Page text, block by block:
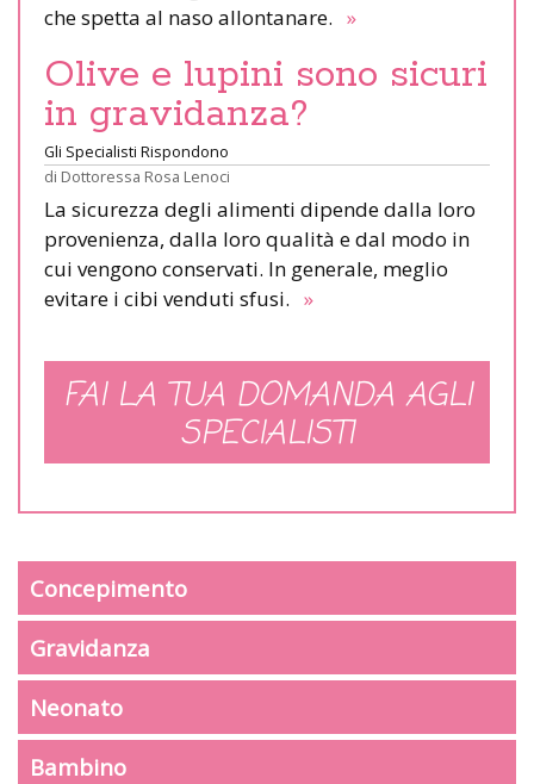
che spetta al naso allontanare. »
Olive e lupini sono sicuri
in gravidanza?
Gli Specialisti Rispondono
di Dottoressa Rosa Lenoci
La sicurezza degli alimenti dipende dalla loro
provenienza, dalla loro qualità e dal modo in
cui vengono conservati. In generale, meglio
evitare i cibi venduti sfusi. »
FAI LA TUA DOMANDA AGLI
SPECIALISTI
Concepimento
Gravidanza
Neonato
Bambino